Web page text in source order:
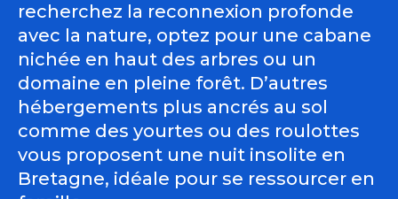
recherchez la reconnexion profonde
avec la nature, optez pour une cabane
nichée en haut des arbres ou un
domaine en pleine forêt. D’autres
hébergements plus ancrés au sol
comme des yourtes ou des roulottes
vous proposent une nuit insolite en
Bretagne, idéale pour se ressourcer en